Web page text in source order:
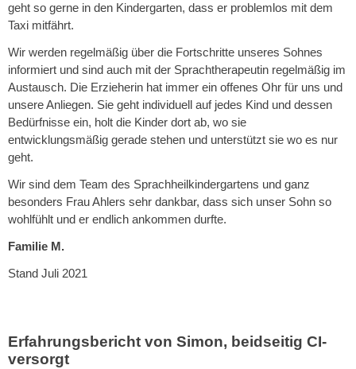
geht so gerne in den Kindergarten, dass er problemlos mit dem
Taxi mitfährt.
Wir werden regelmäßig über die Fortschritte unseres Sohnes
informiert und sind auch mit der Sprachtherapeutin regelmäßig im
Austausch. Die Erzieherin hat immer ein offenes Ohr für uns und
unsere Anliegen. Sie geht individuell auf jedes Kind und dessen
Bedürfnisse ein, holt die Kinder dort ab, wo sie
entwicklungsmäßig gerade stehen und unterstützt sie wo es nur
geht.
Wir sind dem Team des Sprachheilkindergartens und ganz
besonders Frau Ahlers sehr dankbar, dass sich unser Sohn so
wohlfühlt und er endlich ankommen durfte.
Familie M.
Stand Juli 2021
Erfahrungsbericht von Simon, beidseitig CI-
versorgt